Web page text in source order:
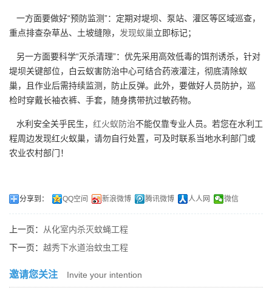
一方面要做好“预防监测”：定期对堤坝、泵站、灌区等区域巡查，
重点排查杂草丛、土坡缝隙， 发现蚁巢立即标记；
另一方面要科学“灭杀清理”：优先采用高效低毒的饵剂诱杀，针对
堤坝关键部位，白云蚁害防治中心可结合药液灌注，彻底清除蚁
巢，且作业后需持续监测，防止反弹。此外，要做好人员防护，巡
检时穿戴长袖衣裤、手套，随身携带抗过敏药物。
水利安全关乎民生， 红火蚁防治不能仅靠专业人员。若您在水利工
程周边发现红火蚁巢，请勿自行处置，可及时联系当地水利部门或
农业农村部门！
分享到： QQ空间 新浪微博 腾讯微博 人人网 微信
上一页：
从化室内杀灭蚊蝇工程
下一页： 越秀下水道治蚊虫工程
邀请您关注 Invite your intention